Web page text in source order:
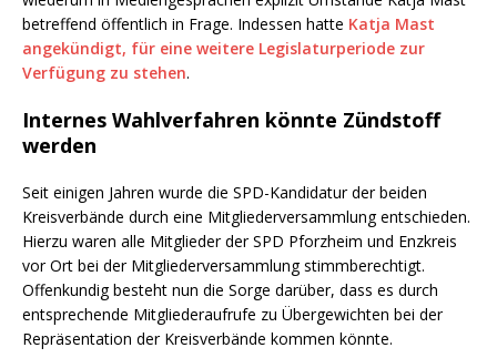
betreffend öffentlich in Frage. Indessen hatte Katja Mast
angekündigt, für eine weitere Legislaturperiode zur
Verfügung zu stehen.
Internes Wahlverfahren könnte Zündstoff
werden
Seit einigen Jahren wurde die SPD-Kandidatur der beiden
Kreisverbände durch eine Mitgliederversammlung entschieden.
Hierzu waren alle Mitglieder der SPD Pforzheim und Enzkreis
vor Ort bei der Mitgliederversammlung stimmberechtigt.
Offenkundig besteht nun die Sorge darüber, dass es durch
entsprechende Mitgliederaufrufe zu Übergewichten bei der
Repräsentation der Kreisverbände kommen könnte.